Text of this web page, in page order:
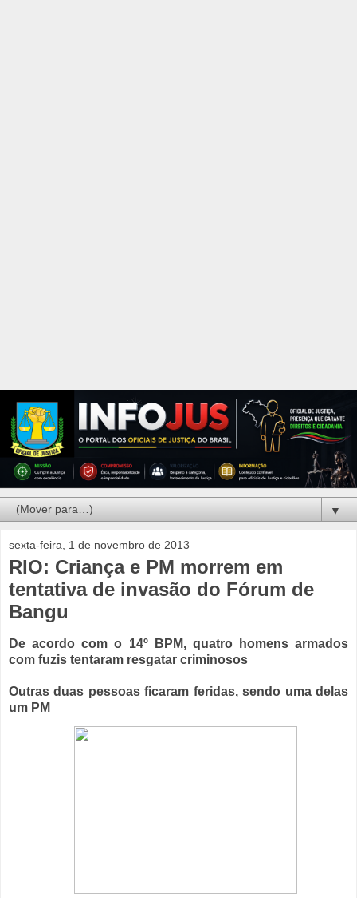
▼
sexta-feira, 1 de novembro de 2013
RIO: Criança e PM morrem em
tentativa de invasão do Fórum de
Bangu
De acordo com o 14º BPM, quatro homens armados
com fuzis tentaram resgatar criminosos
Outras duas pessoas ficaram feridas, sendo uma delas
um PM